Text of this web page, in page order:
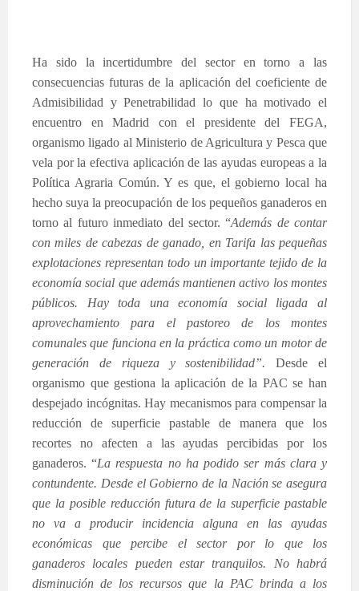
Ha sido la incertidumbre del sector en torno a las
consecuencias futuras de la aplicación del coeficiente de
Admisibilidad y Penetrabilidad lo que ha motivado el
encuentro en Madrid con el presidente del FEGA,
organismo ligado al Ministerio de Agricultura y Pesca que
vela por la efectiva aplicación de las ayudas europeas a la
Política Agraria Común. Y es que, el gobierno local ha
hecho suya la preocupación de los pequeños ganaderos en
torno al futuro inmediato del sector. “Además de contar
con miles de cabezas de ganado, en Tarifa las pequeñas
explotaciones representan todo un importante tejido de la
economía social que además mantienen activo los montes
públicos. Hay toda una economía social ligada al
aprovechamiento para el pastoreo de los montes
comunales que funciona en la práctica como un motor de
generación de riqueza y sostenibilidad”.Desde el
organismo que gestiona la aplicación de la PAC se han
despejado incógnitas. Hay mecanismos para compensar la
reducción de superficie pastable de manera que los
recortes no afecten a las ayudas percibidas por los
ganaderos. “La respuesta no ha podido ser más clara y
contundente. Desde el Gobierno de la Nación se asegura
que la posible reducción futura de la superficie pastable
no va a producir incidencia alguna en las ayudas
económicas que percibe el sector por lo que los
ganaderos locales pueden estar tranquilos. No habrá
disminución de los recursos que la PAC brinda a los